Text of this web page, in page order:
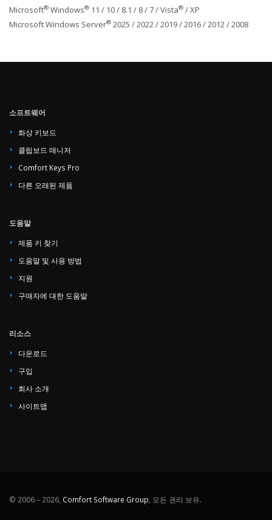
Microsoft® Windows® 11 / 10 / 8.1 / 8 / 7 / Vista® / XP
Microsoft Windows Server® 2025 / 2022 / 2019 / 2016 / 2012 / 2008
소프트웨어
화상 키보드
클립보드 매니저
Comfort Keys Pro
다른 오래된 제품
도움말
제품 키 찾기
도움말 및 사용 방법
지원
구매자에 대한 도움말
리소스
다운로드
구입
회사 소개
사이트맵
© 2006 – 2026, Comfort Software Group, 모든 권리 보유.